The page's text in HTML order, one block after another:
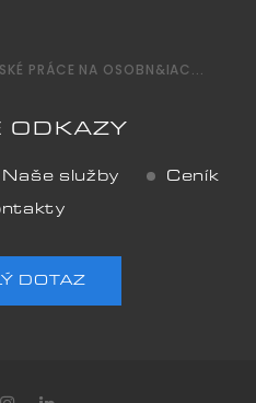
PRÁCE NA OSOBN&IAC...
ODKAZY
Naše služby Ceník
DOTAZ